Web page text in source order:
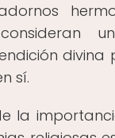
divina
sí.
la